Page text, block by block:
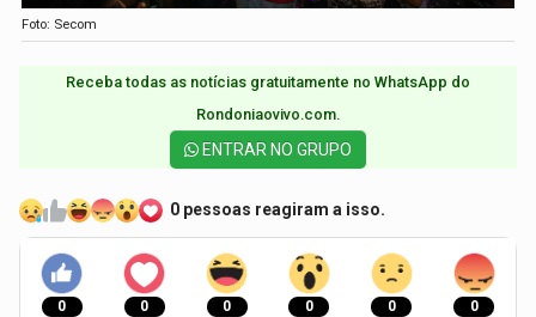
Foto: Secom
Receba todas as notícias gratuitamente no WhatsApp do
Rondoniaovivo.com.​
ENTRAR NO GRUPO
0 pessoas reagiram a isso.
0 0 0 0 0 0